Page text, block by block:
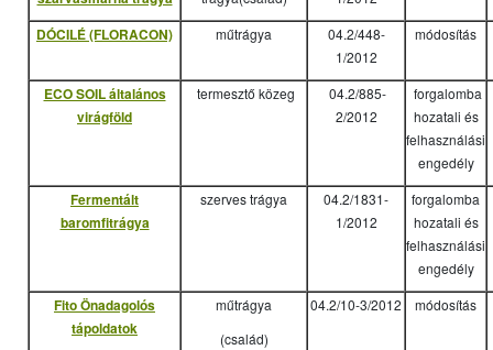
DÓCILÉ (FLORACON) műtrágya
04.2/448-
1/2012
módosítás
ECO SOIL általános
virágföld
termesztő közeg
04.2/885-
2/2012
forgalomba
hozatali és
felhasználási
engedély
Fermentált
baromfitrágya
szerves trágya
04.2/1831-
1/2012
forgalomba
hozatali és
felhasználási
engedély
Fito Önadagolós
tápoldatok
műtrágya
(család)
04.2/10-3/2012 módosítás